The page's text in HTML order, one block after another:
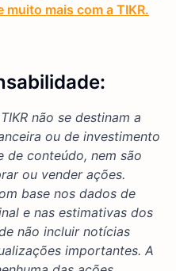
mais com a TIKR.
não se destinam a
ou de investimento
de conteúdo, nem são
ou vender ações.
base nos dados de
e nas estimativas dos
não incluir notícias
importantes. A